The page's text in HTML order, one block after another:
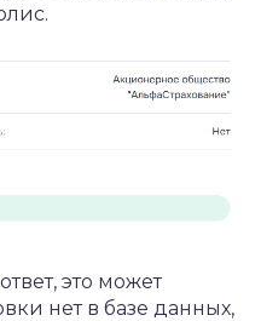
это может
нет в базе данных,